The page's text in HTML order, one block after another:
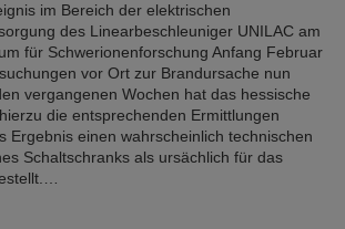
im Bereich der elektrischen
des Linearbeschleuniger UNILAC am
für Schwerionenforschung Anfang Februar
vor Ort zur Brandursache nun
vergangenen Wochen hat das hessische
die entsprechenden Ermittlungen
Ergebnis einen wahrscheinlich technischen
Schaltschranks als ursächlich für das